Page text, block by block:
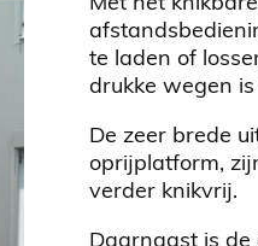
te laden of
drukke wegen
De zeer brede
oprijplatform,
verder knikvrij.